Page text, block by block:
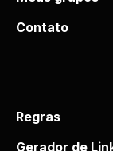
Contato
Regras
Gerador de